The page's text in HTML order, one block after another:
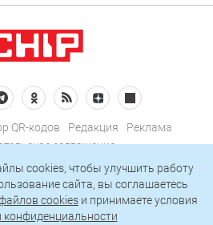
QR-кодов Редакция
Реклама
соглашение
конфиденциальности
на рассылку
cookies, чтобы улучшить работу
сайта, вы соглашаетесь
cookies и принимаете условия
конфиденциальности